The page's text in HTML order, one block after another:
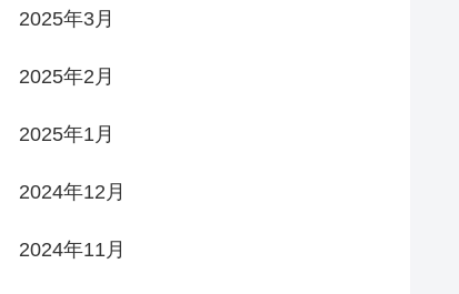
2025年3月
2025年2月
2025年1月
2024年12月
2024年11月